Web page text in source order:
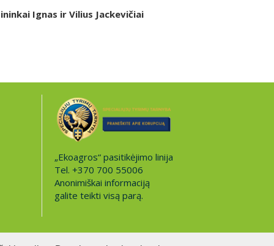
Ignas ir Vilius Jackevičiai
„Ekoagros“ pasitikėjimo linija
Tel. +370 700 55006
Anonimiškai informaciją
galite teikti visą parą.